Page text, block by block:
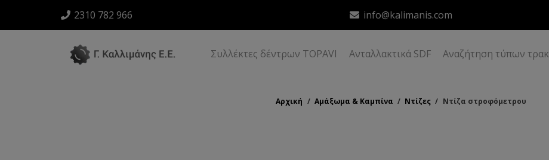
2310 782 966 info@kalimanis.com
Συλλέκτες δέντρων TOPAVI Ανταλλακτικά SDF Αναζήτηση τύπων
Αρχική / Αμάξωμα & Καμπίνα / Ντίζες / Ντίζα στροφόμετρου